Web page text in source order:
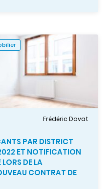
Frédéric Dovat
PAR DISTRICT
ET NOTIFICATION
LORS DE LA
CONTRAT DE